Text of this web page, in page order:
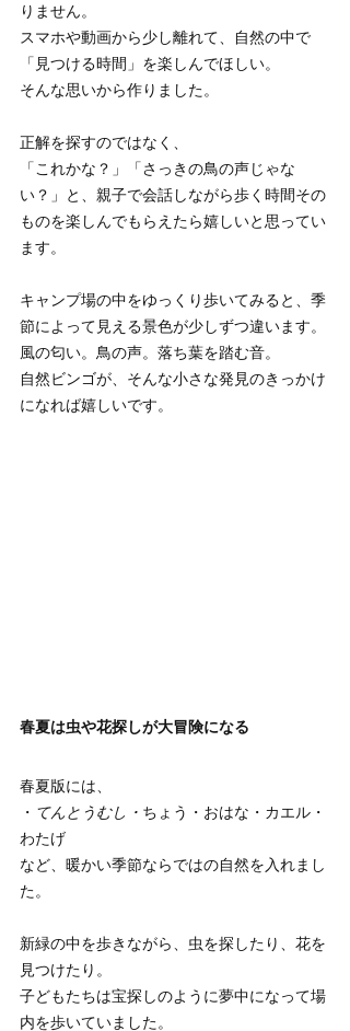
りません。
スマホや動画から少し離れて、自然の中で
「見つける時間」を楽しんでほしい。
そんな思いから作りました。
正解を探すのではなく、
「これかな？」「さっきの鳥の声じゃな
い？」と、親子で会話しながら歩く時間その
ものを楽しんでもらえたら嬉しいと思ってい
ます。
キャンプ場の中をゆっくり歩いてみると、季
節によって見える景色が少しずつ違います。
風の匂い。鳥の声。落ち葉を踏む音。
自然ビンゴが、そんな小さな発見のきっかけ
になれば嬉しいです。
春夏は虫や花探しが大冒険になる
春夏版には、
・ てんとうむし・ ちょう・おはな・カエル・
わたげ
など、暖かい季節ならではの自然を入れまし
た。
新緑の中を歩きながら、虫を探したり、花を
見つけたり。
子どもたちは宝探しのように夢中になって場
内を歩いていました。